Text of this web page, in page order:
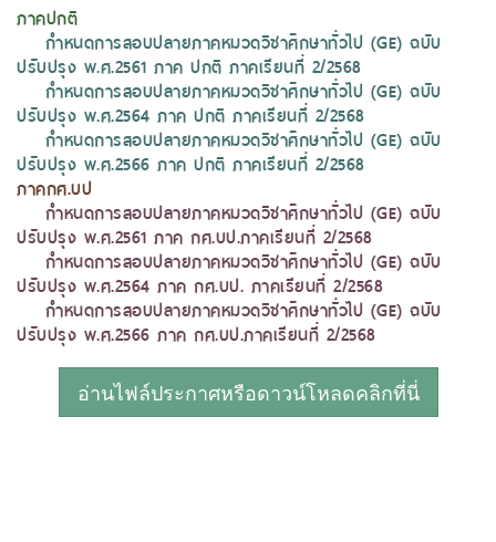
ภาคปกติ
กำหนดการสอบปลายภาคหมวดวิชาศึกษาทั่วไป (GE) ฉบับ
ปรับปรุง พ.ศ.2561 ภาค ปกติ ภาคเรียนที่ 2/2568
กำหนดการสอบปลายภาคหมวดวิชาศึกษาทั่วไป (GE) ฉบับ
ปรับปรุง พ.ศ.2564 ภาค ปกติ ภาคเรียนที่ 2/2568
กำหนดการสอบปลายภาคหมวดวิชาศึกษาทั่วไป (GE) ฉบับ
ปรับปรุง พ.ศ.2566 ภาค ปกติ ภาคเรียนที่ 2/2568
ภาคกศ.บป
กำหนดการสอบปลายภาคหมวดวิชาศึกษาทั่วไป (GE) ฉบับ
ปรับปรุง พ.ศ.2561 ภาค กศ.บป.ภาคเรียนที่ 2/2568
กำหนดการสอบปลายภาคหมวดวิชาศึกษาทั่วไป (GE) ฉบับ
ปรับปรุง พ.ศ.2564 ภาค กศ.บป. ภาคเรียนที่ 2/2568
กำหนดการสอบปลายภาคหมวดวิชาศึกษาทั่วไป (GE) ฉบับ
ปรับปรุง พ.ศ.2566 ภาค กศ.บป.ภาคเรียนที่ 2/2568
อ่านไฟล์ประกาศหรือดาวน์โหลดคลิกที่นี่